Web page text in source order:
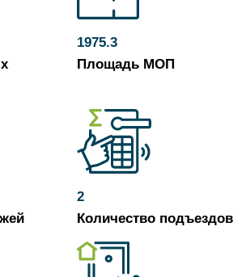
1975.3
Площадь МОП
2
Количество подъездов